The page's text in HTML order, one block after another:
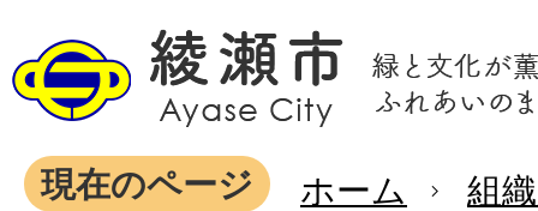
現在のページ ホーム
組